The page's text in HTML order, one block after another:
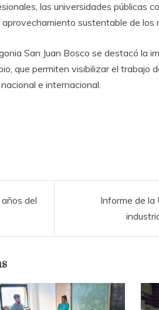
las universidades públicas
sustentable de los
San Juan Bosco se destacó la
que permiten visibilizar el trabajo
e internacional.
del
Informe de la